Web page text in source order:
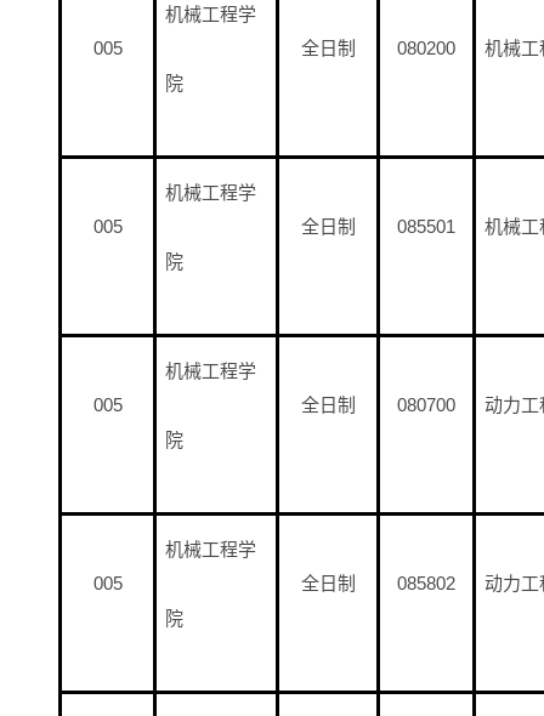
005
机械工程学
院
全日制 080200 机械工
005
机械工程学
院
全日制 085501 机械工
005
机械工程学
院
全日制 080700 动力工
005
机械工程学
院
全日制 085802 动力工